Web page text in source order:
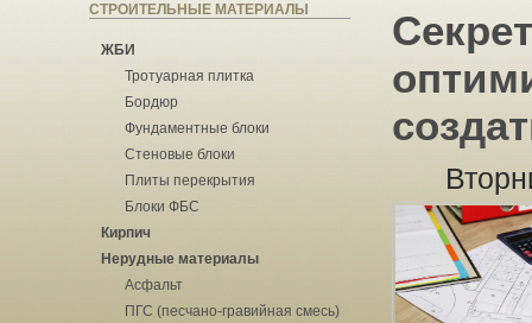
СТРОИТЕЛЬНЫЕ МАТЕРИАЛЫ
ЖБИ
Тротуарная плитка
Бордюр
Фундаментные блоки
Стеновые блоки
Плиты перекрытия
Блоки ФБС
Кирпич
Нерудные материалы
Асфальт
ПГС (песчано-гравийная смесь)